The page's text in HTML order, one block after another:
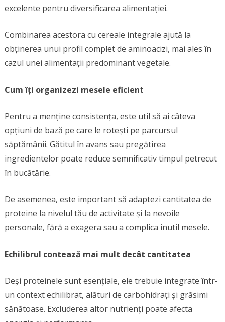
excelente pentru diversificarea alimentației.
Combinarea acestora cu cereale integrale ajută la
obținerea unui profil complet de aminoacizi, mai ales în
cazul unei alimentații predominant vegetale.
Cum îți organizezi mesele eficient
Pentru a menține consistența, este util să ai câteva
opțiuni de bază pe care le rotești pe parcursul
săptămânii. Gătitul în avans sau pregătirea
ingredientelor poate reduce semnificativ timpul petrecut
în bucătărie.
De asemenea, este important să adaptezi cantitatea de
proteine la nivelul tău de activitate și la nevoile
personale, fără a exagera sau a complica inutil mesele.
Echilibrul contează mai mult decât cantitatea
Deși proteinele sunt esențiale, ele trebuie integrate într-
un context echilibrat, alături de carbohidrați și grăsimi
sănătoase. Excluderea altor nutrienți poate afecta